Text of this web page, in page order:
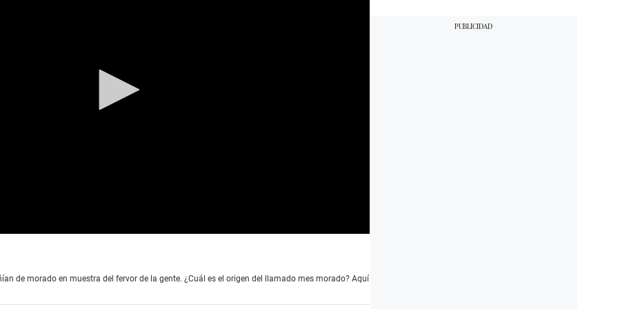
de morado en muestra del fervor de la gente. ¿Cuál es el origen del llamado mes morado? Aquí